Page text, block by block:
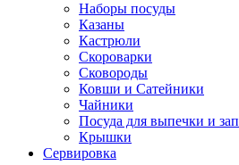
Наборы посуды
Казаны
Кастрюли
Скороварки
Сковороды
Ковши и Сатейники
Чайники
Посуда для выпечки и
Крышки
Сервировка